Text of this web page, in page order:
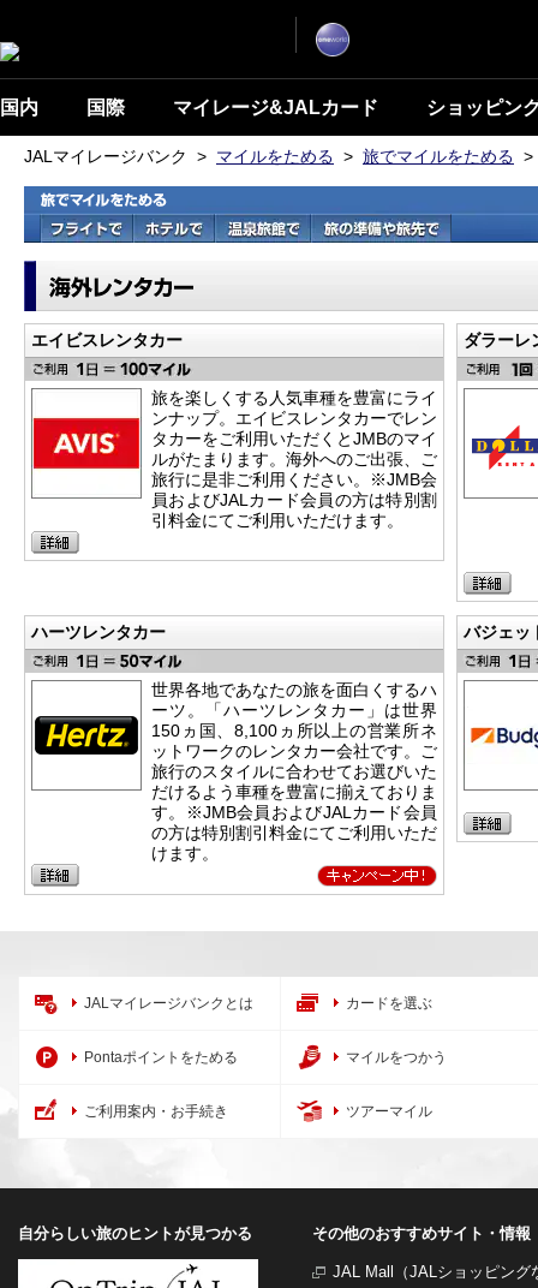
ゲ
ー
ン
を
ス
国内 国際 マイレージ&JALカード ショッピン
か
ら
本
JALマイレージバンク > マイルをためる > 旅でマイルをためる >
エイビスレンタカー
旅を楽しくする人気車種を豊富にライ
ンナップ。エイビスレンタカーでレン
タカーをご利用いただくとJMBのマイ
ルがたまります。海外へのご出張、ご
旅行に是非ご利用ください。※JMB会
員およびJALカード会員の方は特別割
引料金にてご利用いただけます。
ダラーレ
ハーツレンタカー
世界各地であなたの旅を面白くするハ
ーツ。「ハーツレンタカー」は世界
150ヵ国、8,100ヵ所以上の営業所ネ
ットワークのレンタカー会社です。ご
旅行のスタイルに合わせてお選びいた
だけるよう車種を豊富に揃えておりま
す。※JMB会員およびJALカード会員
の方は特別割引料金にてご利用いただ
けます。
バジェッ
JALマイレージバンクとは カードを選ぶ
Pontaポイントをためる マイルをつかう
ご利用案内・お手続き ツアーマイル
自分らしい旅のヒントが見つかる その他のおすすめサイト・情報
JAL Mall（JALショッピング